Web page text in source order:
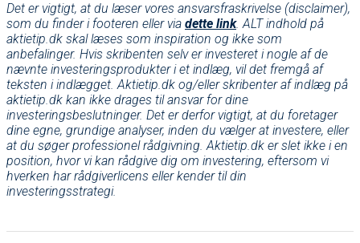
Det er vigtigt, at du læser vores ansvarsfraskrivelse (disclaimer),
som du finder i footeren eller via dette link. ALT indhold på
aktietip.dk skal læses som inspiration og ikke som
anbefalinger. Hvis skribenten selv er investeret i nogle af de
nævnte investeringsprodukter i et indlæg, vil det fremgå af
teksten i indlægget. Aktietip.dk og/eller skribenter af indlæg på
aktietip.dk kan ikke drages til ansvar for dine
investeringsbeslutninger. Det er derfor vigtigt, at du foretager
dine egne, grundige analyser, inden du vælger at investere, eller
at du søger professionel rådgivning. Aktietip.dk er slet ikke i en
position, hvor vi kan rådgive dig om investering, eftersom vi
hverken har rådgiverlicens eller kender til din
investeringsstrategi.